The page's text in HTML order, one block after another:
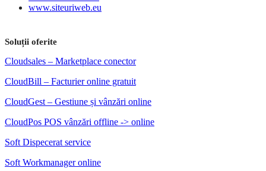
www.siteuriweb.eu
Soluții oferite
Cloudsales – Marketplace conector
CloudBill – Facturier online gratuit
CloudGest – Gestiune și vânzări online
CloudPos POS vânzări offline -> online
Soft Dispecerat service
Soft Workmanager online